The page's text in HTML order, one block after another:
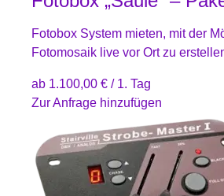
Fotobox System mieten, mit der
Fotomosaik live vor Ort zu
ab 1.100,00 € / 1. Tag
Zur Anfrage hinzufügen